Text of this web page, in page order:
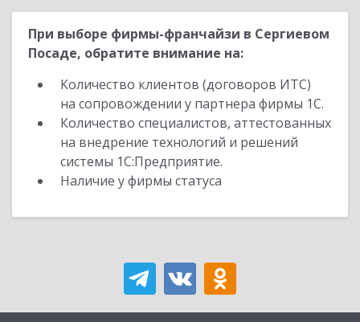
При выборе фирмы-франчайзи в Сергиевом
Посаде, обратите внимание на:
Количество клиентов (договоров ИТС)
на сопровождении у партнера фирмы 1С.
Количество специалистов, аттестованных
на внедрение технологий и решений
системы 1С:Предприятие.
Наличие у фирмы статуса